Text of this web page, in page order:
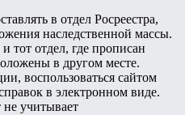
в отдел Росреестра,
наследственной массы.
тот отдел, где прописан
в другом месте.
воспользоваться сайтом
в электронном виде.
не учитывает